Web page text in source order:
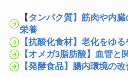
【 タンパク質】筋肉や内
栄養
【抗酸化食材】老化をゆ
【オメガ3脂肪酸】血管と
【発酵食品】腸内環境の改